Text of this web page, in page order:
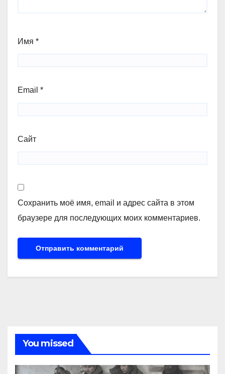
Имя *
Email *
Сайт
Сохранить моё имя, email и адрес сайта в этом
браузере для последующих моих комментариев.
You missed